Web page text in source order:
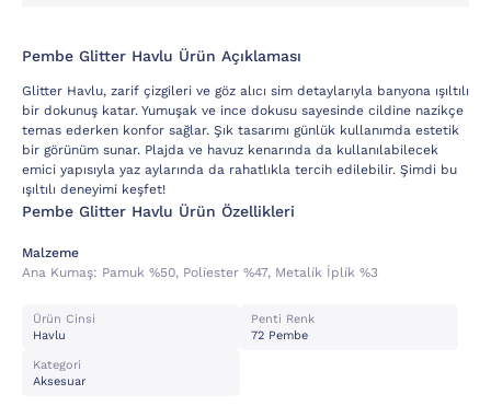
Pembe Glitter Havlu Ürün Açıklaması
Glitter Havlu, zarif çizgileri ve göz alıcı sim detaylarıyla banyona ışıltılı
bir dokunuş katar. Yumuşak ve ince dokusu sayesinde cildine nazikçe
temas ederken konfor sağlar. Şık tasarımı günlük kullanımda estetik
bir görünüm sunar. Plajda ve havuz kenarında da kullanılabilecek
emici yapısıyla yaz aylarında da rahatlıkla tercih edilebilir. Şimdi bu
ışıltılı deneyimi keşfet!
Pembe Glitter Havlu Ürün Özellikleri
Malzeme
Ana Kumaş: Pamuk %50, Poli̇ester %47, Metali̇k İpli̇k %3
Ürün Cinsi
Havlu
Penti Renk
72 Pembe
Kategori
Aksesuar